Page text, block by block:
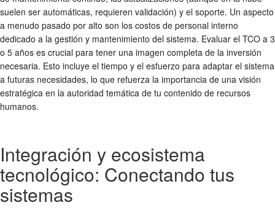
suelen ser automáticas, requieren validación) y el soporte. Un aspecto
a menudo pasado por alto son los costos de personal interno
dedicado a la gestión y mantenimiento del sistema. Evaluar el TCO a 3
o 5 años es crucial para tener una imagen completa de la inversión
necesaria. Esto incluye el tiempo y el esfuerzo para adaptar el sistema
a futuras necesidades, lo que refuerza la importancia de una visión
estratégica en la autoridad temática de tu contenido de recursos
humanos.
Integración y ecosistema
tecnológico: Conectando tus
sistemas